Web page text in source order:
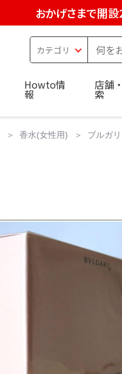
おかげさまで開
Howto情
報
店舗
索
香水(女性用) ブルガ